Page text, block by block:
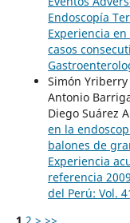
Endoscopía
Experiencia
casos
Simón
Antonio
Diego Suárez
en la
balones de
Experiencia
referencia
del Perú: Vol.